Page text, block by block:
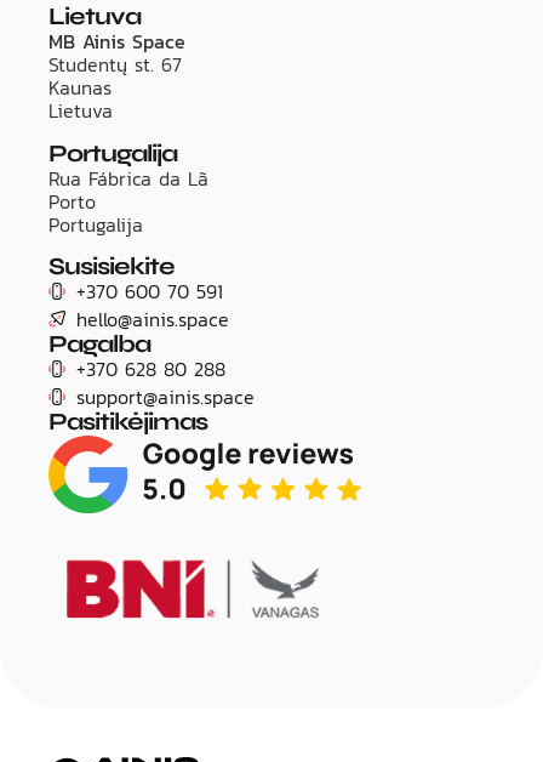
Lietuva
MB Ainis Space
Studentų st. 67
Kaunas
Lietuva
Portugalija
Rua Fábrica da Lã
Porto
Portugalija
Susisiekite
+370 600 70 591
hello@ainis.space
Pagalba
+370 628 80 288
support@ainis.space
Pasitikėjimas